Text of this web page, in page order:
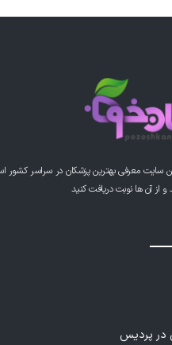
سایت معرفی بهترین پزشکان در سراسر
آن ها نوبت دریافت کنید
در پردیس